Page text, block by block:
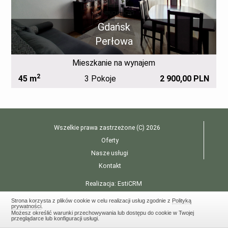
Gdańsk
Perłowa
Mieszkanie na wynajem
45 m2 3 Pokoje 2 900,00 PLN
Wszelkie prawa zastrzeżone (C) 2026
Oferty
Nasze usługi
Kontakt
Realizacja: EstiCRM
Strona korzysta z plików cookie w celu realizacji usług zgodnie z Polityką
prywatności
Możesz określić warunki przechowywania lub dostępu do cookie w Twojej
przeglądarce lub konfiguracji usługi.